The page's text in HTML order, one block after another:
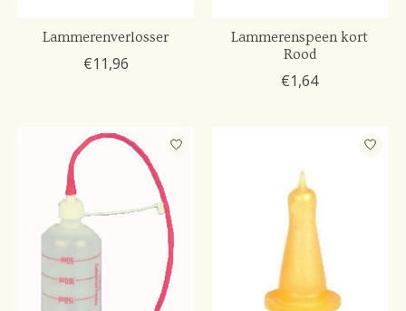
Lammerenverlosser
€11,96
Lammerenspeen kort
Rood
€1,64